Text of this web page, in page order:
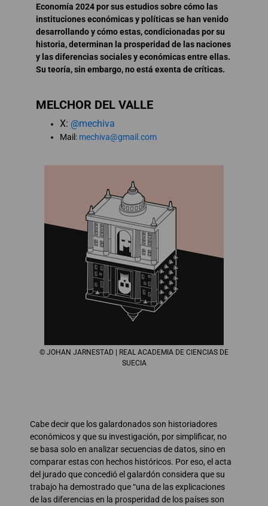
Economía 2024 por sus estudios sobre cómo las
instituciones económicas y políticas se han venido
desarrollando y cómo estas, condicionadas por su
historia, determinan la prosperidad de las naciones
y las diferencias sociales y económicas entre ellas.
Su teoría, sin embargo, no está exenta de críticas.
MELCHOR DEL VALLE
X: @mechiva
Mail: mechiva@gmail.com
© JOHAN JARNESTAD | REAL ACADEMIA DE CIENCIAS DE
SUECIA
Cabe decir que los galardonados son historiadores
económicos y que su investigación, por simplificar, no
se basa solo en analizar secuencias de datos, sino en
comparar estas con hechos históricos. Por eso, el acta
del jurado que concedió el galardón considera que su
trabajo ha demostrado que “una de las explicaciones
de las diferencias en la prosperidad de los países son